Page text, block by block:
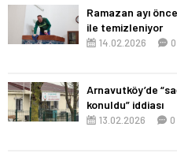
Ramazan ayı
ile temizleniyor
14.02.2026 0
Arnavutköy’de
konuldu” iddiası
13.02.2026 0